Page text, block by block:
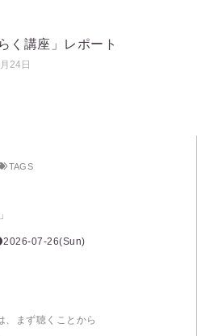
く講座」レポート
24日
TAGS
2026-07-26(Sun)
、まず聴くことから